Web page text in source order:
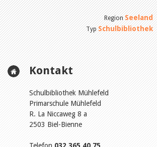
Bibliotheken
Agenda
Dienstleistungen
biblioBE nutzen
RegionSeeland
TypSchulbibliothek
Kontakt
Schulbibliothek Mühlefeld
Primarschule Mühlefeld
R. La Niccaweg 8 a
2503 Biel-Bienne